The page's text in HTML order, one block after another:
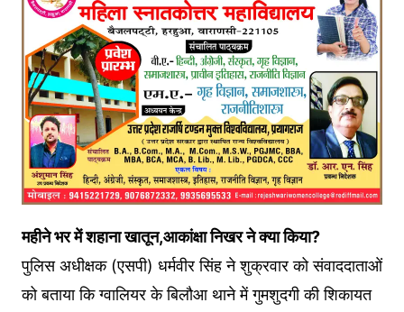
महीने भर में शहाना खातून,आकांक्षा निखर ने क्या किया?
पुलिस अधीक्षक (एसपी) धर्मवीर सिंह ने शुक्रवार को संवाददाताओं
को बताया कि ग्वालियर के बिलौआ थाने में गुमशुदगी की शिकायत